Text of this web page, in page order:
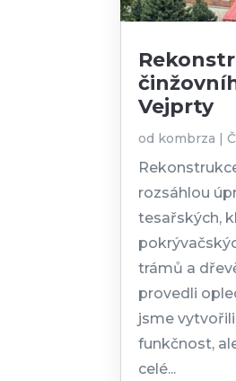
Vejprty
od kombrza |
rozsáhlou
tesařských,
trámů a
provedli
jsme
funkčnost,
celé...